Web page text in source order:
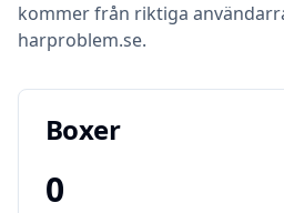
kommer från riktiga
harproblem.se.
Boxer
0